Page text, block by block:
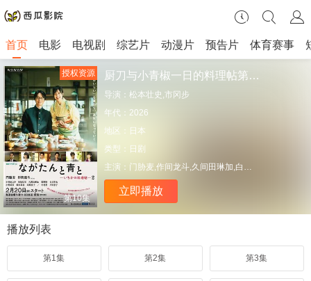
首页 电影 电视剧 综艺片 动漫片 预告片 体育赛事
第10集
授权资源 厨刀与小青椒一日的料理帖第二季
导演： 松本壮史,市冈步
年代： 2026
地区： 日本
类型： 日剧
主演： 门胁麦,作间龙斗,久间田琳加,白石隼也,小野武彦,饭田基祐,床岛佳子,中村苍,户田惠子,小林虎之介,恒松祐里,眞野陸
立即播放
播放列表
第1集 第2集 第3集